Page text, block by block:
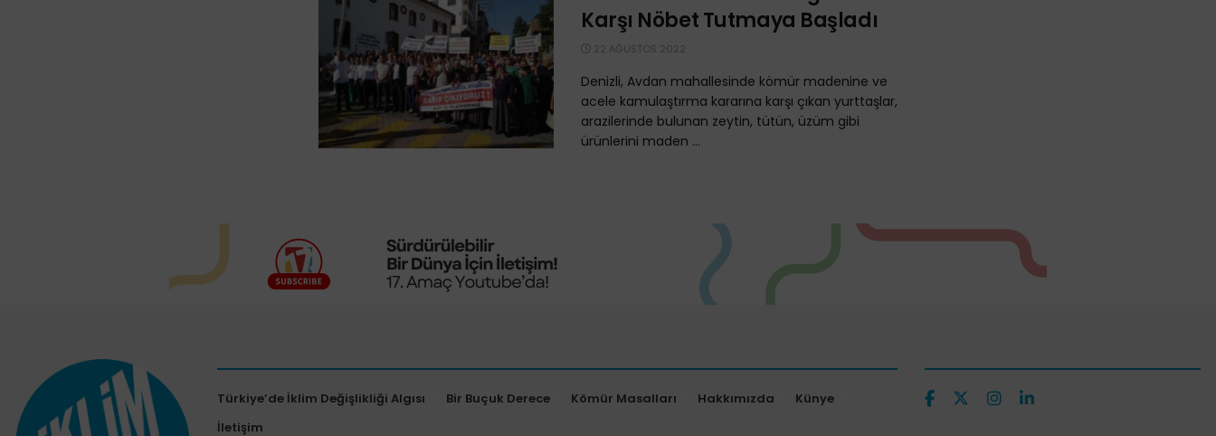
Karşı Nöbet Tutmaya Başladı
22 AĞUSTOS 2022
Denizli, Avdan mahallesinde kömür madenine ve
acele kamulaştırma kararına karşı çıkan yurttaşlar,
arazilerinde bulunan zeytin, tütün, üzüm gibi
ürünlerini maden ...
Türkiye’de İklim Değişlikliği Algısı Bir Buçuk Derece Kömür Masalları Hakkımızda
Künye
İletişim